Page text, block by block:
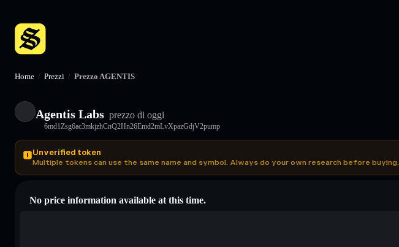
Home / Prezzi / Prezzo AGENTIS
Agentis Labs prezzo di oggi
6md1Zsg6ac3mkjzhCnQ2Hn26Emd2mLvXpazGdjV2pump
Unverified token
Multiple tokens can use the same name and symbol. Always do your own research before buying.
No price information available at this time.